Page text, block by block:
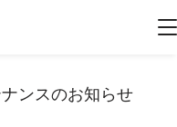
ンスのお知らせ